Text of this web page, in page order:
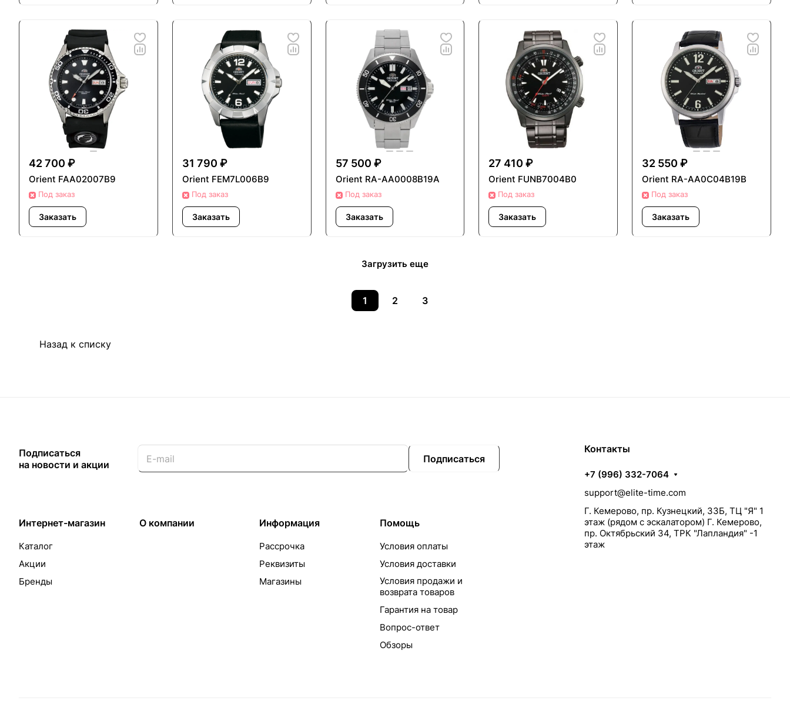
42 700 ₽
Orient FAA02007B9
Под заказ
Заказать
31 790 ₽
Orient FEM7L006B9
Под заказ
Заказать
57 500 ₽
Orient RA-AA0008B19A
Под заказ
Заказать
27 410 ₽
Orient FUNB7004B0
Под заказ
Заказать
32 550 ₽
Orient RA-AA0C04B19B
Под заказ
Заказать
Загрузить еще
1 2 3
Назад к списку
Подписаться
на новости и акции
Подписаться
Интернет-магазин
Каталог
Акции
Бренды
О компании Информация
Рассрочка
Реквизиты
Магазины
Помощь
Условия оплаты
Условия доставки
Условия продажи и
возврата товаров
Гарантия на товар
Вопрос-ответ
Обзоры
Контакты
+7 (996) 332-7064
support@elite-time.com
Г. Кемерово, пр. Кузнецкий, 33Б, ТЦ "Я" 1
этаж (рядом с эскалатором) Г. Кемерово,
пр. Октябрьский 34, ТРК "Лапландия" -1
этаж